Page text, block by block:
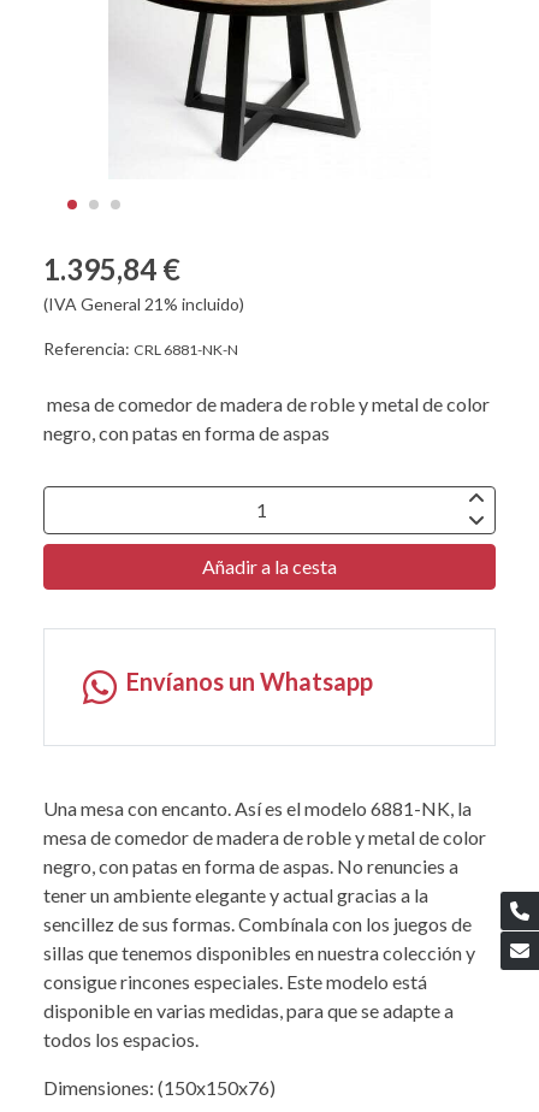
1.395,84 €
(IVA General 21% incluido)
Referencia: CRL 6881-NK-N
mesa de comedor de madera de roble y metal de color
negro, con patas en forma de aspas
Añadir a la cesta
Envíanos un Whatsapp
Una mesa con encanto. Así es el modelo 6881-NK, la
mesa de comedor de madera de roble y metal de color
negro, con patas en forma de aspas. No renuncies a
tener un ambiente elegante y actual gracias a la
sencillez de sus formas. Combínala con los juegos de
sillas que tenemos disponibles en nuestra colección y
consigue rincones especiales. Este modelo está
disponible en varias medidas, para que se adapte a
todos los espacios.
Dimensiones: (150x150x76)